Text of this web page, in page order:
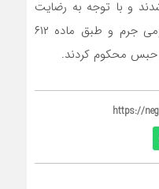
و با توجه به رضایت
مادر مقتول، متهم را از جنبه عمومی جرم و طبق ماده ۶۱۲
حبس محکوم کردند.
https://